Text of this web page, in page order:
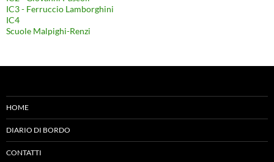
IC3 - Ferruccio Lamborghini
IC4
Scuole Malpighi-Renzi
HOME
DIARIO DI BORDO
CONTATTI